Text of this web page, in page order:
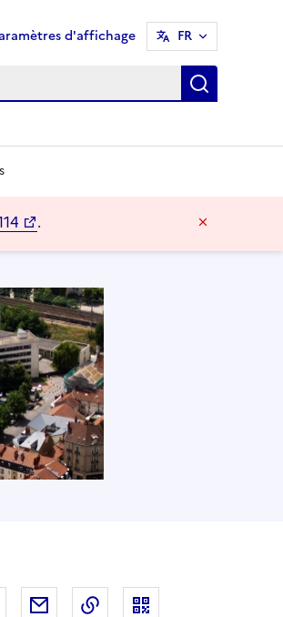
d'affichage FR
.
sur LinkedIn
Partager sur Facebook
Partager par mailCopier dans le presse-